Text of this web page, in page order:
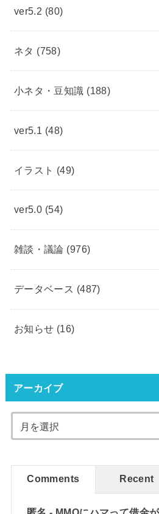
ver5.2 (80)
ネタ (758)
小ネタ・豆知識 (188)
ver5.1 (48)
イラスト (49)
ver5.0 (54)
雑談・議論 (976)
データベース (487)
お知らせ (16)
アーカイブ
Comments Recent